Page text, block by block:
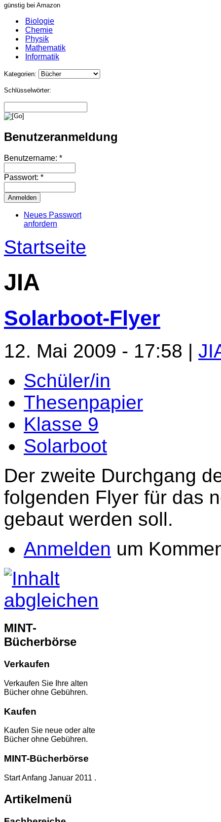
günstig bei Amazon
Biologie
Chemie
Physik
Mathematik
Informatik
Kategorien:
Schlüsselwörter:
Benutzeranmeldung
Benutzername: *
Passwort: *
Neues Passwort
anfordern
Startseite
JIA
Solarboot-Flyer
12. Mai 2009 - 17:58 |
Schüler/in
Thesenpapier
Klasse 9
Solarboot
Der zweite Durchgang
folgenden Flyer für das
gebaut werden soll.
Anmelden um
MINT-
Bücherbörse
Verkaufen
Verkaufen Sie Ihre alten
Bücher ohne Gebühren.
Kaufen
Kaufen Sie neue oder alte
Bücher ohne Gebühren.
MINT-Bücherbörse
Start Anfang Januar 2011 .
Artikelmenü